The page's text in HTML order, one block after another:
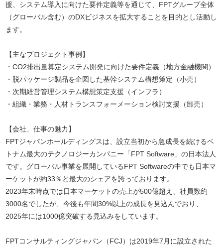
援、システム導入に向けた要件定義等を通じて、FPTグループ全体
（グローバル含む）のDXビジネスを拡大することを目的とし活動し
ます。
【主なプロジェクト事例】
・CO2排出量算定システム開発に向けた要件定義（地方金融機関）
・脱パッケージ製品を企図した基幹システム構想策定（小売）
・次期経営管理システム構想策定支援（インフラ）
・組織・業務・人材トランスフォーメーション検討支援（卸売）
【会社、仕事の魅力】
FPTジャパンホールディングスは、設立当初から急成長を続けるベ
トナム最大のテクノロジーカンパニー「FPT Software」の日本法人
です。グローバル事業を展開しているFPT Softwareの中でも日本マ
ーケットが約33％と最大のシェアを誇っております。
2023年末時点では日本マーケットの売上が500億超え、社員数約
3000名でしたが、今後も年間30%以上の成長を見込んでおり、
2025年には1000億突破する見込みをしています。
FPTコンサルティングジャパン（FCJ）は2019年7月に設立された